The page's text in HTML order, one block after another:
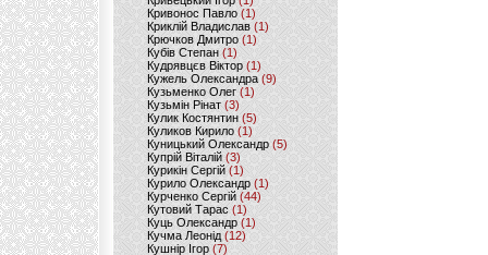
Кривонос Павло (1)
Криклій Владислав (1)
Крючков Дмитро(1)
Кубів Степан(1)
Кудрявцєв Віктор (1)
Кужель Олександра (9)
Кузьменко Олег (1)
Кузьмін Рінат(3)
Кулик Костянтин(5)
Куликов Кирило (1)
Куницький Олександр (5)
Купрій Віталій (3)
Курикін Сергій(1)
Курило Олександр (1)
Курченко Сергій (44)
Кутовий Тарас (1)
Куць Олександр (1)
Кучма Леонід (12)
Кушнір Ігор(7)